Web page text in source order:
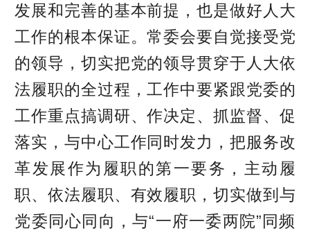
发展和完善的基本前提，也是做好人大
工作的根本保证。常委会要自觉接受党
的领导，切实把党的领导贯穿于人大依
法履职的全过程，工作中要紧跟党委的
工作重点搞调研、作决定、抓监督、促
落实，与中心工作同时发力，把服务改
革发展作为履职的第一要务，主动履
职、依法履职、有效履职，切实做到与
党委同心同向，与“一府一委两院”同频